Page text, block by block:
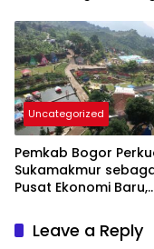
PMI Kabupaten
Uncategorized
Pemkab Bogor
Sukamakmur
Pusat Ekonomi Baru,
Bogor Timur
Leave a Reply